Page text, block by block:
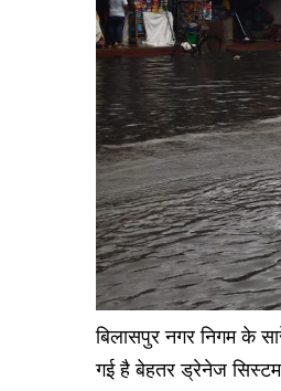
बिलासपुर नगर निगम के
गई है बेहतर ड्रेनेज